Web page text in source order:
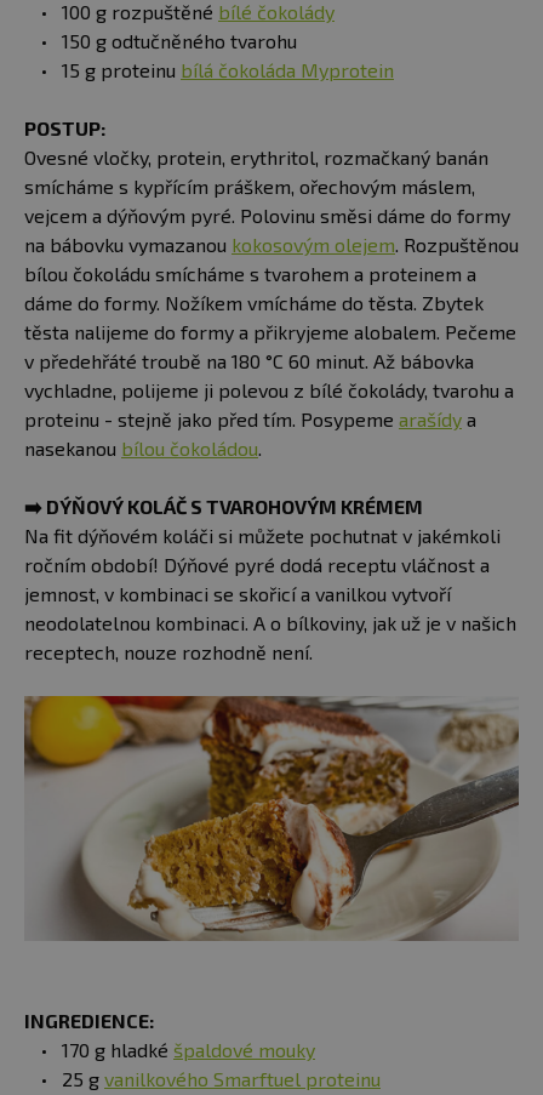
100 g rozpuštěné bílé čokolády
150 g odtučněného tvarohu
15 g proteinu bílá čokoláda Myprotein
POSTUP:
Ovesné vločky, protein, erythritol, rozmačkaný banán
smícháme s kypřícím práškem, ořechovým máslem,
vejcem a dýňovým pyré. Polovinu směsi dáme do formy
na bábovku vymazanou kokosovým olejem. Rozpuštěnou
bílou čokoládu smícháme s tvarohem a proteinem a
dáme do formy. Nožíkem vmícháme do těsta. Zbytek
těsta nalijeme do formy a přikryjeme alobalem. Pečeme
v předehřáté troubě na 180 °C 60 minut. Až bábovka
vychladne, polijeme ji polevou z bílé čokolády, tvarohu a
proteinu - stejně jako před tím. Posypeme arašídy a
nasekanou bílou čokoládou.
➡️ DÝŇOVÝ KOLÁČ S TVAROHOVÝM KRÉMEM
Na fit dýňovém koláči si můžete pochutnat v jakémkoli
ročním období! Dýňové pyré dodá receptu vláčnost a
jemnost, v kombinaci se skořicí a vanilkou vytvoří
neodolatelnou kombinaci. A o bílkoviny, jak už je v našich
receptech, nouze rozhodně není.
INGREDIENCE:
170 g hladké špaldové mouky
25 g vanilkového Smarftuel proteinu